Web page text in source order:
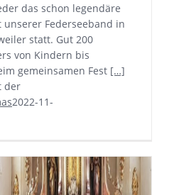
das schon legendäre
Federseeband in
statt. Gut 200
von Kindern bis
gemeinsamen Fest […]
der
2022-11-